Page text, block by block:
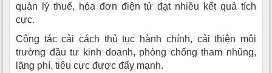
quản lý thuế, hóa đơn điện tử đạt nhiều kết quả tích
cực.
Công tác cải cách thủ tục hành chính, cải thiện môi
trường đầu tư kinh doanh, phòng chống tham nhũng,
lãng phí, tiêu cực được đẩy mạnh.